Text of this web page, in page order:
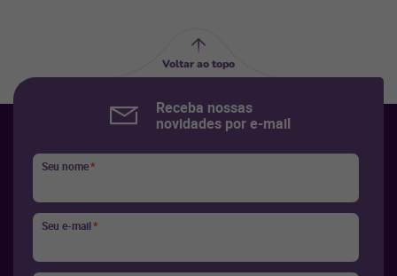
Voltar ao topo
Receba nossas
novidades por e-mail
Seu nome*
Seu e-mail*